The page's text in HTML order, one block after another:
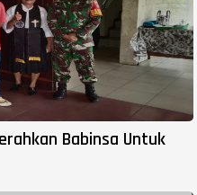
Babinsa Untuk